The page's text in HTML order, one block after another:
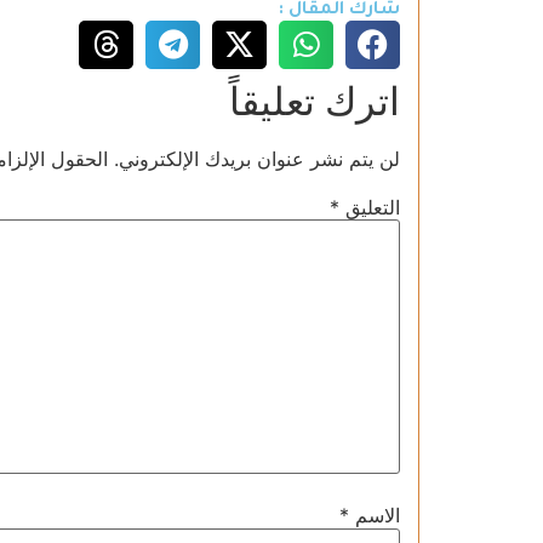
شارك المقال :
اترك تعليقاً
لن يتم نشر عنوان بريدك الإلكتروني. الحقول
التعليق *
الاسم *